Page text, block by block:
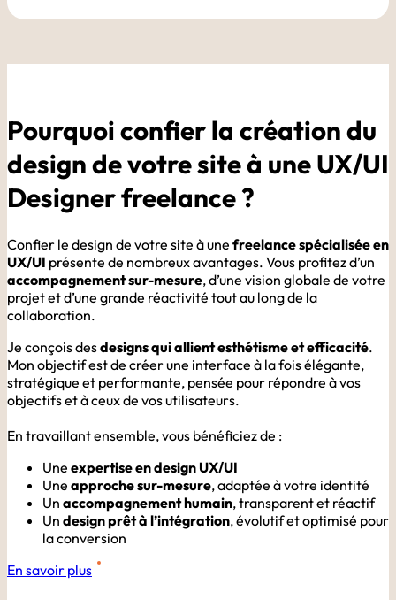
Pourquoi confier la création du
design de votre site à une UX/UI
Designer freelance ?
Confier le design de votre site à une freelance spécialisée en
UX/UI présente de nombreux avantages. Vous profitez d’un
accompagnement sur-mesure, d’une vision globale de votre
projet et d’une grande réactivité tout au long de la
collaboration.
Je conçois desdesigns qui allient esthétisme et efficacité.
Mon objectif est de créer une interface à la fois élégante,
stratégique et performante, pensée pour répondre à vos
objectifs et à ceux de vos utilisateurs.
En travaillant ensemble, vous bénéficiez de :
Une expertise en design UX/UI
Une approche sur-mesure, adaptée à votre identité
Un accompagnement humain, transparent et réactif
Un design prêt à l’intégration, évolutif et optimisé pour
la conversion
En savoir plus